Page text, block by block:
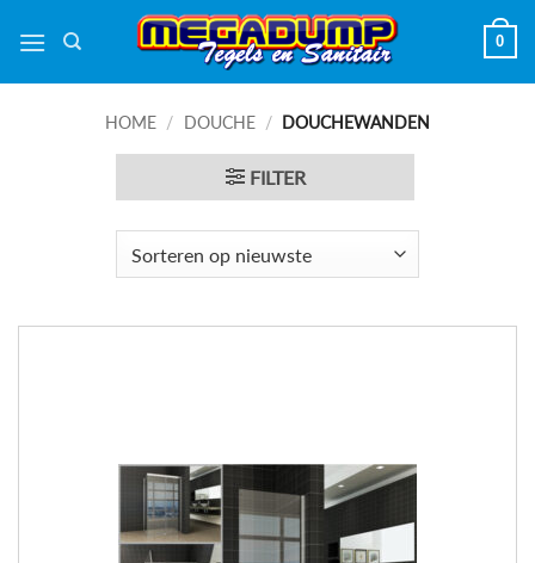
naar
0
HOME / DOUCHE / DOUCHEWANDEN
FILTER